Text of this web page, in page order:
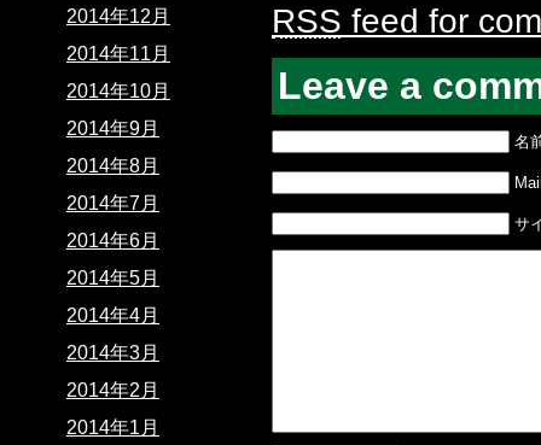
RSS feed for
Leave a
名
サ
2014年12月
2014年11月
2014年10月
2014年9月
2014年8月
2014年7月
2014年6月
2014年5月
2014年4月
2014年3月
2014年2月
2014年1月